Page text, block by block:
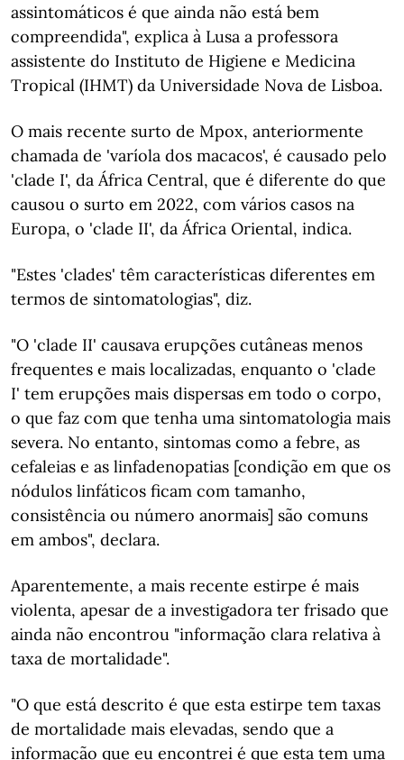
assintomáticos é que ainda não está bem
compreendida", explica à Lusa a professora
assistente do Instituto de Higiene e Medicina
Tropical (IHMT) da Universidade Nova de Lisboa.
O mais recente surto de Mpox, anteriormente
chamada de 'varíola dos macacos', é causado pelo
'clade I', da África Central, que é diferente do que
causou o surto em 2022, com vários casos na
Europa, o 'clade II', da África Oriental, indica.
"Estes 'clades' têm características diferentes em
termos de sintomatologias", diz.
"O 'clade II' causava erupções cutâneas menos
frequentes e mais localizadas, enquanto o 'clade
I' tem erupções mais dispersas em todo o corpo,
o que faz com que tenha uma sintomatologia mais
severa. No entanto, sintomas como a febre, as
cefaleias e as linfadenopatias [condição em que os
nódulos linfáticos ficam com tamanho,
consistência ou número anormais] são comuns
em ambos", declara.
Aparentemente, a mais recente estirpe é mais
violenta, apesar de a investigadora ter frisado que
ainda não encontrou "informação clara relativa à
taxa de mortalidade".
"O que está descrito é que esta estirpe tem taxas
de mortalidade mais elevadas, sendo que a
informação que eu encontrei é que esta tem uma